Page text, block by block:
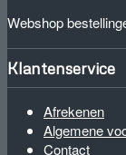
Webshop
Klantenservice
Afrekenen
Algemene
Contact